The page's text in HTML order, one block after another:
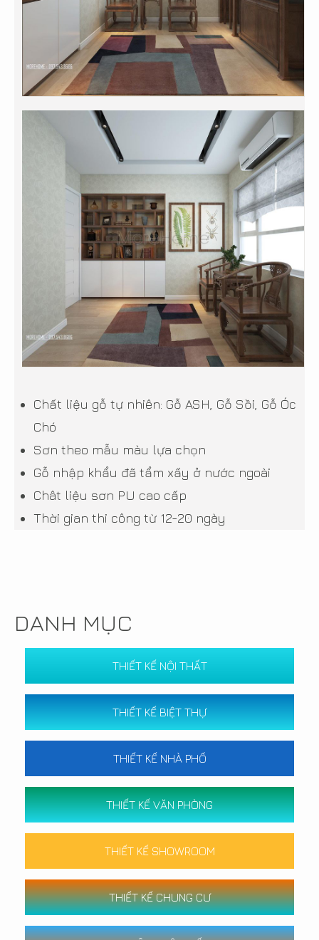
Chất liệu gỗ tự nhiên: Gỗ ASH, Gỗ Sồi, Gỗ Óc
Chó
Sơn theo mẫu màu lựa chọn
Gỗ nhập khẩu đã tẩm xấy ở nước ngoài
Chât liệu sơn PU cao cấp
Thời gian thi công từ 12-20 ngày
DANH MỤC
THIẾT KẾ NỘI THẤT
THIẾT KẾ BIỆT THỰ
THIẾT KẾ NHÀ PHỐ
THIẾT KẾ VĂN PHÒNG
THIẾT KẾ SHOWROOM
THIẾT KẾ CHUNG CƯ